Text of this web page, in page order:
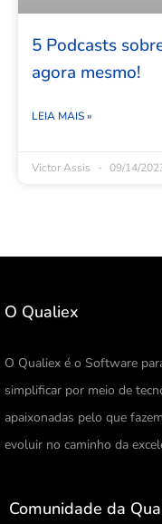
5 Podcasts
agora mesmo!
LEIA MAIS »
Victor Assis 09/14/
O Qualiex
O Qualiex é o Software
simplificar por meio de
apaixonadas pelo que
evoluir no caminho da
Comunidade da